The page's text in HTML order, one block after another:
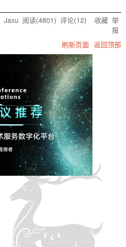
Jaxu 阅读(4801) 评论(12) 收藏 举
报
刷新页面 返回顶部